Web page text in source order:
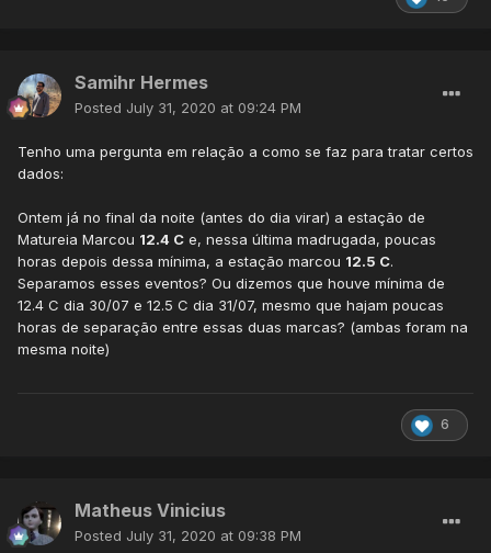
Samihr Hermes
Posted July 31, 2020 at 09:24 PM
Tenho uma pergunta em relação a como se faz para tratar certos
dados:
Ontem já no final da noite (antes do dia virar) a estação de
Matureia Marcou 12.4 C e, nessa última madrugada, poucas
horas depois dessa mínima, a estação marcou 12.5 C.
Separamos esses eventos? Ou dizemos que houve mínima de
12.4 C dia 30/07 e 12.5 C dia 31/07, mesmo que hajam poucas
horas de separação entre essas duas marcas? (ambas foram na
mesma noite)
6
Matheus Vinicius
Posted July 31, 2020 at 09:38 PM